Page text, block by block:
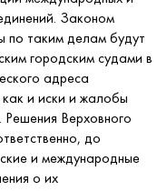
Законом
по таким делам будут
городским судами в
адреса
и иски и жалобы
Верховного
до
и международные
о их